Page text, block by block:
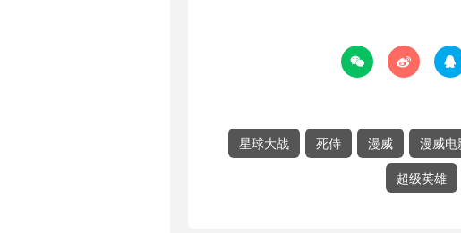
  
星球大战
死侍 漫威 漫威电
超级英雄